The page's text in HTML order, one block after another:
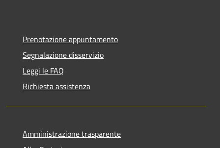
Prenotazione appuntamento
Segnalazione disservizio
Leggi le FAQ
Richiesta assistenza
Amministrazione trasparente